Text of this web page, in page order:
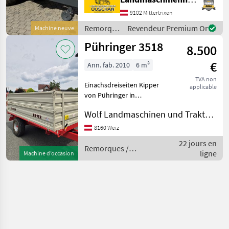
Machine neuve
12to - Brückenmasse 4080 x
2180mm - Grundbordwand
500mm - Aufsatzbordwand
500mm - Schotterkl
9102 Mittertrixen
Remorques
/
Pühringer
Revendeur Premium Or
Machine d’occasion
Pühringer 3518
8.500
€
TVA non
applicable
Ann. fab. 2010 6 m³
Einachsdreiseiten Kipper
von Pühringer in
Original Lack! 5t Nutzlast!
Viele Extras: 3x
Pendelwände!
Aufsatzwände abklappbar!
Wolf Landmaschinen und Traktorhandel
8160 Weiz
Remorques /
Pühringer
22 jours en
ligne